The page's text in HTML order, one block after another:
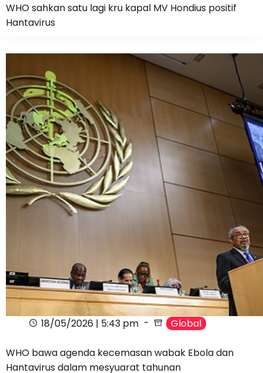
WHO sahkan satu lagi kru kapal MV Hondius positif
Hantavirus
18/05/2026 | 5:43 pm Global
WHO bawa agenda kecemasan wabak Ebola dan
Hantavirus dalam mesyuarat tahunan